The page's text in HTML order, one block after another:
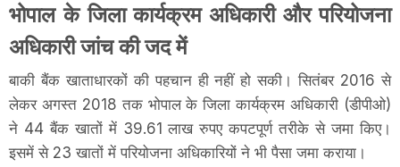
भोपाल के जिला कार्यक्रम अधिकारी और परियोजना
अधिकारी जांच की जद में
बाकी बैंक खाताधारकों की पहचान ही नहीं हो सकी। सितंबर 2016 से
लेकर अगस्त 2018 तक भोपाल के जिला कार्यक्रम अधिकारी (डीपीओ)
ने 44 बैंक खातों में 39.61 लाख रुपए कपटपूर्ण तरीके से जमा किए।
इसमें से 23 खातों में परियोजना अधिकारियों ने भी पैसा जमा कराया।